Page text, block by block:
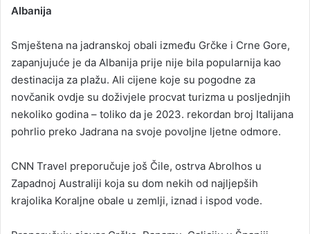
Albanija
Smještena na jadranskoj obali između Grčke i Crne Gore,
zapanjujuće je da Albanija prije nije bila popularnija kao
destinacija za plažu. Ali cijene koje su pogodne za
novčanik ovdje su doživjele procvat turizma u posljednjih
nekoliko godina – toliko da je 2023. rekordan broj Italijana
pohrlio preko Jadrana na svoje povoljne ljetne odmore.
CNN Travel preporučuje još Čile, ostrva Abrolhos u
Zapadnoj Australiji koja su dom nekih od najljepših
krajolika Koraljne obale u zemlji, iznad i ispod vode.